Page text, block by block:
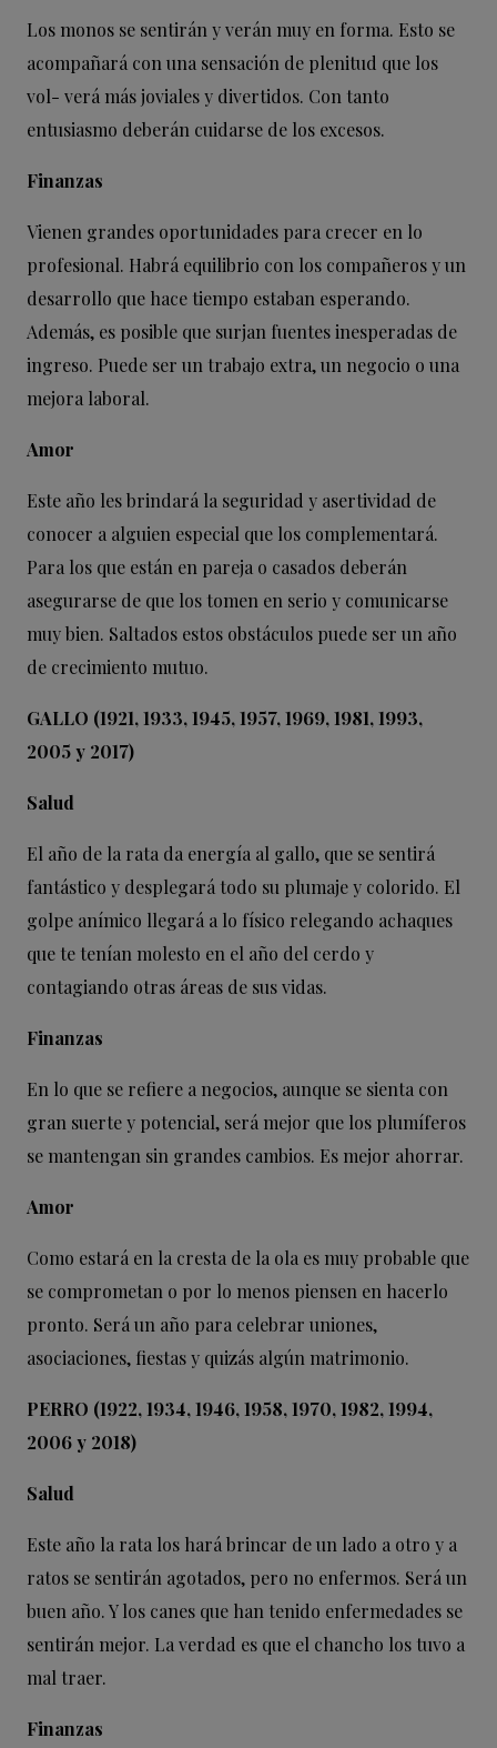
Los monos se sentirán y verán muy en forma. Esto se
acompañará con una sensación de plenitud que los
vol- verá más joviales y divertidos. Con tanto
entusiasmo deberán cuidarse de los excesos.
Finanzas
Vienen grandes oportunidades para crecer en lo
profesional. Habrá equilibrio con los compañeros y un
desarrollo que hace tiempo estaban esperando.
Además, es posible que surjan fuentes inesperadas de
ingreso. Puede ser un trabajo extra, un negocio o una
mejora laboral.
Amor
Este año les brindará la seguridad y asertividad de
conocer a alguien especial que los complementará.
Para los que están en pareja o casados deberán
asegurarse de que los tomen en serio y comunicarse
muy bien. Saltados estos obstáculos puede ser un año
de crecimiento mutuo.
GALLO (1921, 1933, 1945, 1957, 1969, 1981, 1993,
2005 y 2017)
Salud
El año de la rata da energía al gallo, que se sentirá
fantástico y desplegará todo su plumaje y colorido. El
golpe anímico llegará a lo físico relegando achaques
que te tenían molesto en el año del cerdo y
contagiando otras áreas de sus vidas.
Finanzas
En lo que se refiere a negocios, aunque se sienta con
gran suerte y potencial, será mejor que los plumíferos
se mantengan sin grandes cambios. Es mejor ahorrar.
Amor
Como estará en la cresta de la ola es muy probable que
se comprometan o por lo menos piensen en hacerlo
pronto. Será un año para celebrar uniones,
asociaciones, fiestas y quizás algún matrimonio.
PERRO (1922, 1934, 1946, 1958, 1970, 1982, 1994,
2006 y 2018)
Salud
Este año la rata los hará brincar de un lado a otro y a
ratos se sentirán agotados, pero no enfermos. Será un
buen año. Y los canes que han tenido enfermedades se
sentirán mejor. La verdad es que el chancho los tuvo a
mal traer.
Finanzas